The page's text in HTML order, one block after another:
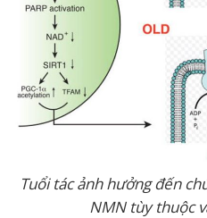
Tuổi tác ảnh hưởng đến
NMN tùy thuộc